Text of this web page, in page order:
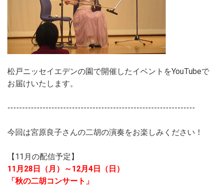
松戸ニッセイエデンの園で開催したイベントをYouTubeで
お届けいたします。
----------------------------------------------------------------
今回は宮原良子さんの二胡の演奏をお楽しみください！
【11月の配信予定】
11月28日（月）～12月4日（日）
「秋の二胡コンサート」